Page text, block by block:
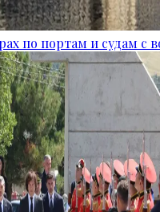
по портам и судам